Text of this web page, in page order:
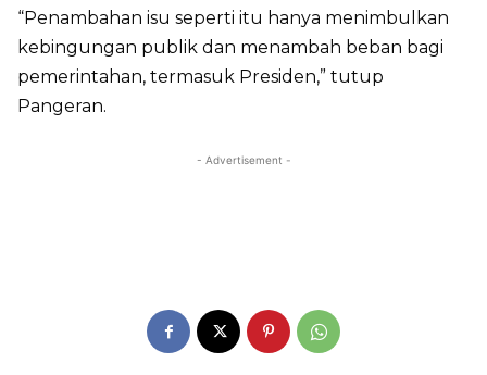
“Penambahan isu seperti itu hanya menimbulkan
kebingungan publik dan menambah beban bagi
pemerintahan, termasuk Presiden,” tutup
Pangeran.
- Advertisement -